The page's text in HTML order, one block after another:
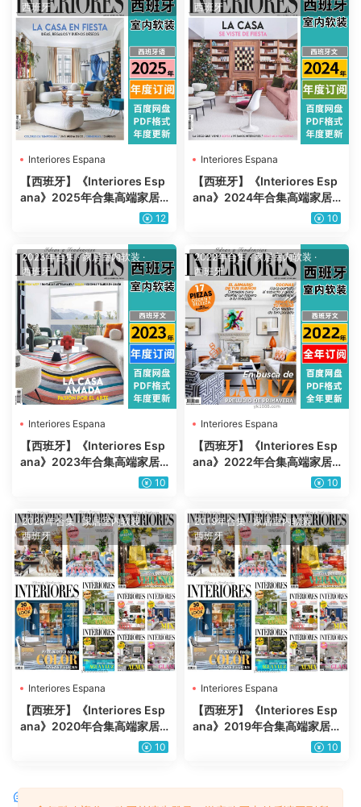
西班牙
Interiores Espana
【西班牙】《Interiores Esp
ana》2025年合集高端家居
室内软装家具优雅使用设计P
12
西班牙
Interiores Espana
【西班牙】《Interiores Esp
ana》2024年合集高端家居
室内软装家具优雅使用设计P
10
2023年合集·家居室内软装 ·
西班牙
Interiores Espana
【西班牙】《Interiores Esp
ana》2023年合集高端家居
室内软装家具优雅使用设计P
10
2022年合集·家居室内软装 ·
西班牙
Interiores Espana
【西班牙】《Interiores Esp
ana》2022年合集高端家居
室内软装家具优雅使用设计P
10
2020年合集·家居室内软装 ·
西班牙
Interiores Espana
【西班牙】《Interiores Esp
ana》2020年合集高端家居
室内软装家具优雅使用设计P
10
2019年合集 ·家居室内软装·
西班牙
Interiores Espana
【西班牙】《Interiores Esp
ana》2019年合集高端家居
室内软装家具优雅使用设计P
10